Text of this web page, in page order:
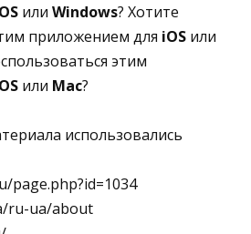
или Windows? Хотите
приложением для iOS или
этим
или Mac?
использовались
page.php?id=1034
ru-ua/about